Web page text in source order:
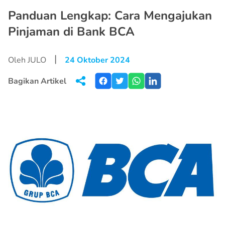
Panduan Lengkap: Cara Mengajukan
Pinjaman di Bank BCA
Oleh JULO |
24 Oktober 2024
Bagikan Artikel